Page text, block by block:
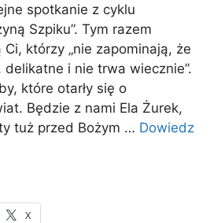
spotkanie z cyklu
Szpiku”. Tym razem
którzy „nie zapominają, że
i nie trwa wiecznie”.
które otarły się o
Będzie z nami Ela Żurek,
tuż przed Bożym … Dowiedz
X